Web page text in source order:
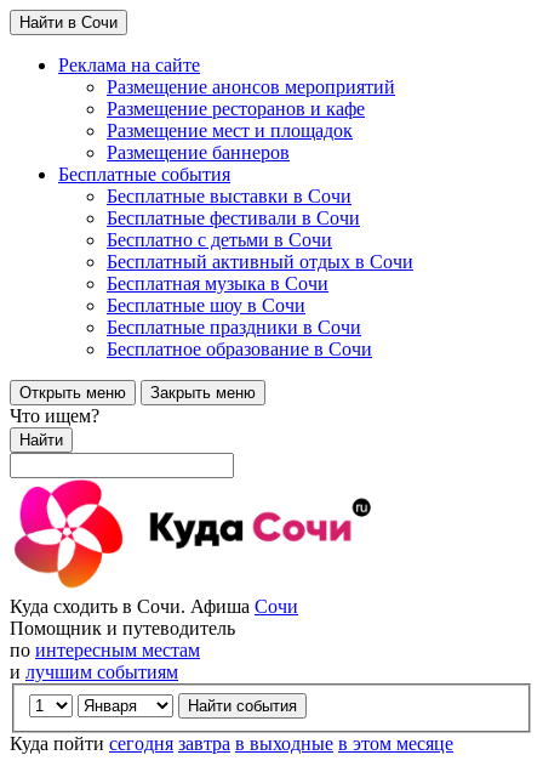
Найти в Сочи
Реклама на сайте
Размещение анонсов мероприятий
Размещение ресторанов и кафе
Размещение мест и площадок
Размещение баннеров
Бесплатные события
Бесплатные выставки в Сочи
Бесплатные фестивали в Сочи
Бесплатно с детьми в Сочи
Бесплатный активный отдых в Сочи
Бесплатная музыка в Сочи
Бесплатные шоу в Сочи
Бесплатные праздники в Сочи
Бесплатное образование в Сочи
Открыть меню Закрыть меню
Что ищем?
Найти
Куда сходить в Сочи. Афиша Сочи
Помощник и путеводитель
по интересным местам
и лучшим событиям
Куда пойти сегодня завтра в выходные в этом месяце